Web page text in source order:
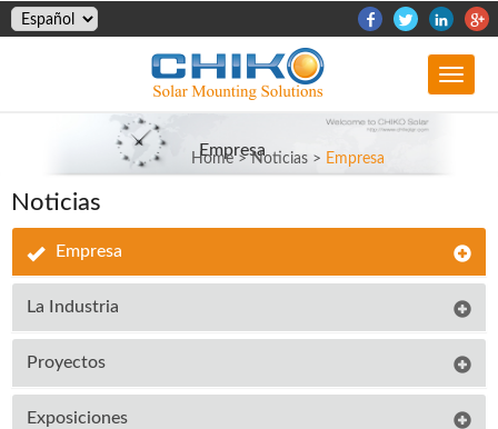
biaoti
Empresa
Home>Noticias> Empresa
Noticias
Empresa
La Industria
Proyectos
Exposiciones